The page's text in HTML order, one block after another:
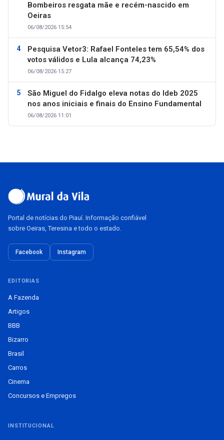
Bombeiros resgata mãe e recém-nascido em
Oeiras
06/08/2026 15:54
Pesquisa Vetor3: Rafael Fonteles tem 65,54% dos
votos válidos e Lula alcança 74,23%
06/08/2026 15:27
São Miguel do Fidalgo eleva notas do Ideb 2025
nos anos iniciais e finais do Ensino Fundamental
06/08/2026 11:01
Portal de notícias do Piauí. Informação confiável
sobre Oeiras, Teresina e todo o estado.
Facebook Instagram
EDITORIAS
A Fazenda
Artigos
BBB
Bizarro
Brasil
Carros
Cinema
Concursos e Empregos
INSTITUCIONAL